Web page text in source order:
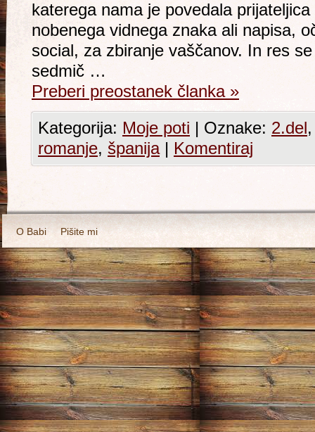
katerega nama je povedala
nobenega vidnega znaka ali napisa,
social, za zbiranje vaščanov. In res
sedmič …
Preberi preostanek članka »
Kategorija: Moje poti | Oznake: 2.del
romanje, španija | Komentiraj
O Babi Pišite mi